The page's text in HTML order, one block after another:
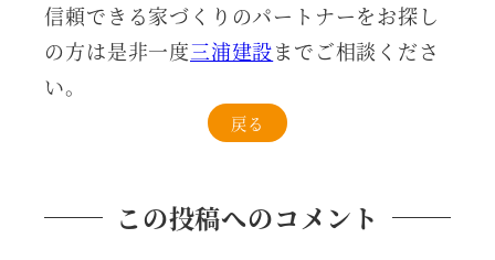
信頼できる家づくりのパートナーをお探し
の方は是非一度三浦建設までご相談くださ
い。
戻る
この投稿へのコメント